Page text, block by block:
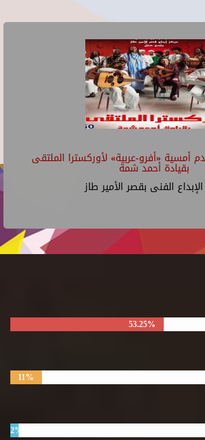
أمسية «أفرو-عربية» لأوركسترا الملتقى
بقيادة أحمد شمة
الفنى بقصر الأمير طاز
53.25%
11%
2%